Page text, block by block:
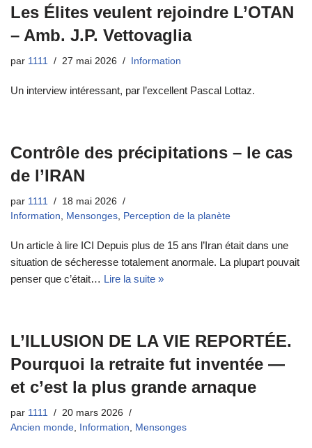
Les Élites veulent rejoindre L’OTAN
– Amb. J.P. Vettovaglia
par 1111 27 mai 2026 Information
Un interview intéressant, par l’excellent Pascal Lottaz.
Contrôle des précipitations – le cas
de l’IRAN
par 1111
18 mai 2026
Information, Mensonges, Perception de la planète
Un article à lire ICI Depuis plus de 15 ans l’Iran était dans une
situation de sécheresse totalement anormale. La plupart pouvait
penser que c’était… Lire la suite »
L’ILLUSION DE LA VIE REPORTÉE.
Pourquoi la retraite fut inventée —
et c’est la plus grande arnaque
par 1111
20 mars 2026
Ancien monde, Information, Mensonges